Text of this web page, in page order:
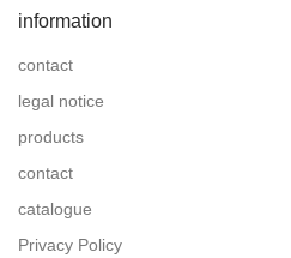
information
contact
legal notice
products
contact
catalogue
Privacy Policy